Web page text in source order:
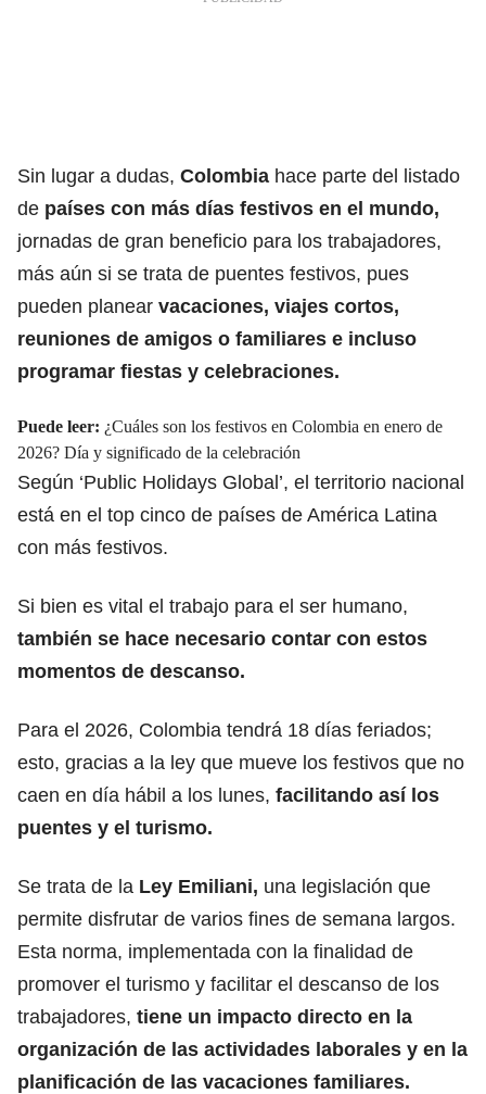
Sin lugar a dudas, Colombia hace parte del listado
de países con más días festivos en el mundo,
jornadas de gran beneficio para los trabajadores,
más aún si se trata de puentes festivos, pues
pueden planear vacaciones, viajes cortos,
reuniones de amigos o familiares e incluso
programar fiestas y celebraciones.
Puede leer: ¿Cuáles son los festivos en Colombia en enero de
2026? Día y significado de la celebración
Según ‘Public Holidays Global’, el territorio nacional
está en el top cinco de países de América Latina
con más festivos.
Si bien es vital el trabajo para el ser humano,
también se hace necesario contar con estos
momentos de descanso.
Para el 2026, Colombia tendrá 18 días feriados;
esto, gracias a la ley que mueve los festivos que no
caen en día hábil a los lunes, facilitando así los
puentes y el turismo.
Se trata de la Ley Emiliani, una legislación que
permite disfrutar de varios fines de semana largos.
Esta norma, implementada con la finalidad de
promover el turismo y facilitar el descanso de los
trabajadores, tiene un impacto directo en la
organización de las actividades laborales y en la
planificación de las vacaciones familiares.